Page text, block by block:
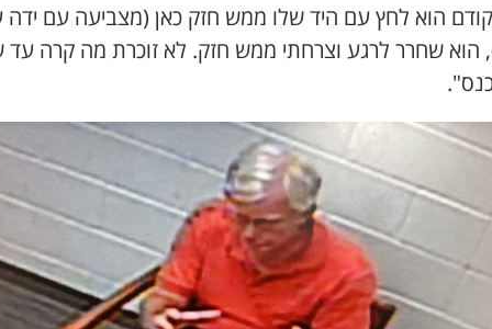
קודם הוא לחץ עם היד שלו ממש חזק כאן (מצביעה עם ידה
הוא שחרר לרגע וצרחתי ממש חזק. לא זוכרת מה קרה